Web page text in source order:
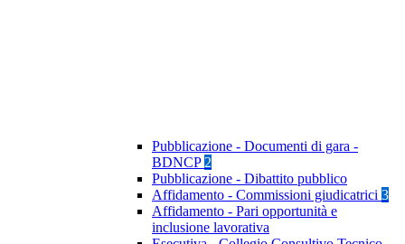
Pubblicazione - Documenti di gara -
BDNCP 2
Pubblicazione - Dibattito pubblico
Affidamento - Commissioni giudicatrici 3
Affidamento - Pari opportunità e
inclusione lavorativa